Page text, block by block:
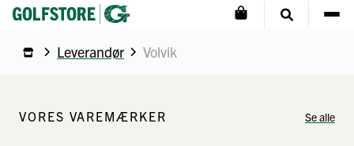
Leverandør Volvik
VORES VAREMÆRKER Se alle